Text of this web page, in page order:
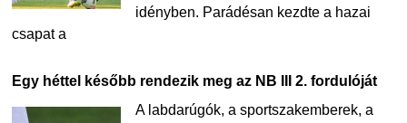
idényben. Parádésan kezdte a hazai
csapat a
Egy héttel később rendezik meg az NB III 2. fordulóját
A labdarúgók, a sportszakemberek, a